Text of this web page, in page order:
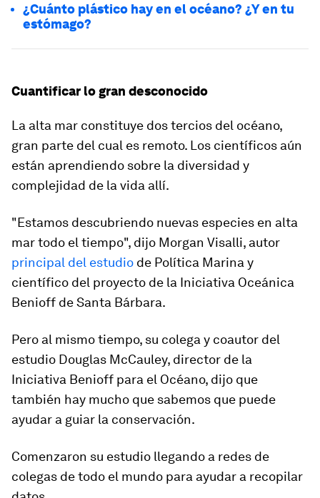
¿Cuánto plástico hay en el océano? ¿Y en tu
estómago?
Cuantificar lo gran desconocido
La alta mar constituye dos tercios del océano,
gran parte del cual es remoto. Los científicos aún
están aprendiendo sobre la diversidad y
complejidad de la vida allí.
"Estamos descubriendo nuevas especies en alta
mar todo el tiempo", dijo Morgan Visalli, autor
principal del estudio de Política Marina y
científico del proyecto de la Iniciativa Oceánica
Benioff de Santa Bárbara.
Pero al mismo tiempo, su colega y coautor del
estudio Douglas McCauley, director de la
Iniciativa Benioff para el Océano, dijo que
también hay mucho que sabemos que puede
ayudar a guiar la conservación.
Comenzaron su estudio llegando a redes de
colegas de todo el mundo para ayudar a recopilar